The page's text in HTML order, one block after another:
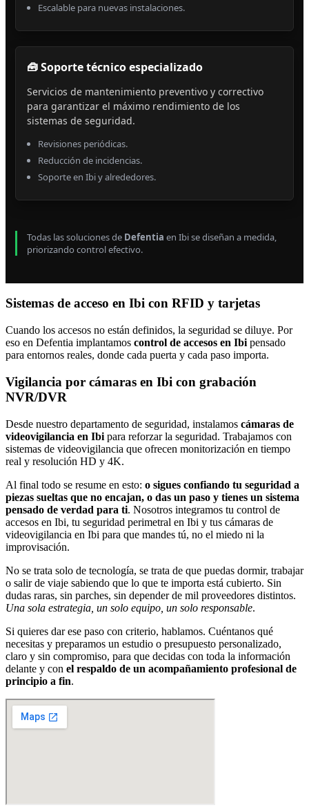
Escalable para nuevas instalaciones.
🧰 Soporte técnico especializado
Servicios de mantenimiento preventivo y correctivo
para garantizar el máximo rendimiento de los
sistemas de seguridad.
Revisiones periódicas.
Reducción de incidencias.
Soporte en Ibi y alrededores.
Todas las soluciones de Defentia en Ibi se diseñan a medida,
priorizando control efectivo.
Sistemas de acceso en Ibi con RFID y tarjetas
Cuando los accesos no están definidos, la seguridad se diluye. Por
eso en Defentia implantamos control de accesos en Ibi pensado
para entornos reales, donde cada puerta y cada paso importa.
Vigilancia por cámaras en Ibi con grabación
NVR/DVR
Desde nuestro departamento de seguridad, instalamos cámaras de
videovigilancia en Ibi para reforzar la seguridad. Trabajamos con
sistemas de videovigilancia que ofrecen monitorización en tiempo
real y resolución HD y 4K.
Al final todo se resume en esto: o sigues confiando tu seguridad a
piezas sueltas que no encajan, o das un paso y tienes un sistema
pensado de verdad para ti. Nosotros integramos tu control de
accesos en Ibi, tu seguridad perimetral en Ibi y tus cámaras de
videovigilancia en Ibi para que mandes tú, no el miedo ni la
improvisación.
No se trata solo de tecnología, se trata de que puedas dormir, trabajar
o salir de viaje sabiendo que lo que te importa está cubierto. Sin
dudas raras, sin parches, sin depender de mil proveedores distintos.
Una sola estrategia, un solo equipo, un solo responsable.
Si quieres dar ese paso con criterio, hablamos. Cuéntanos qué
necesitas y preparamos un estudio o presupuesto personalizado,
claro y sin compromiso, para que decidas con toda la información
delante y con el respaldo de un acompañamiento profesional de
principio a fin.